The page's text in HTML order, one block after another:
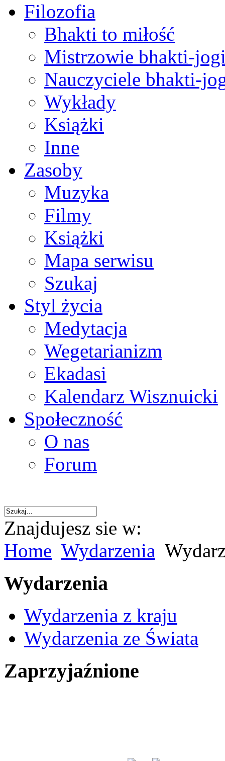
Filozofia
Bhakti to miłość
Mistrzowie bhakti-
Nauczyciele bhakti-
Wykłady
Książki
Inne
Zasoby
Muzyka
Filmy
Książki
Mapa serwisu
Szukaj
Styl życia
Medytacja
Wegetarianizm
Ekadasi
Kalendarz Wisznuicki
Społeczność
O nas
Forum
Znajdujesz sie w:
Home Wydarzenia
Wydarzenia
Wydarzenia z kraju
Wydarzenia ze Świata
Zaprzyjaźnione